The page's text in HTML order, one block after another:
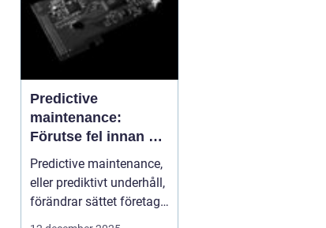
Predictive
maintenance:
Förutse fel innan de
uppstår med hjälp
av sensorer
Predictive maintenance,
eller prediktivt underhåll,
förändrar sättet företag
hanterar maskiner och